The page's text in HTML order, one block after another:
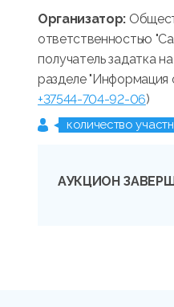
Организатор:
ответственностью
получатель задатка
разделе "Информация
+37544-704-92-06)
количество
АУКЦИОН